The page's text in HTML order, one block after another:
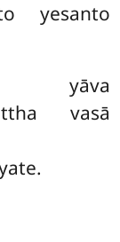
yesanto
yāva
vasā